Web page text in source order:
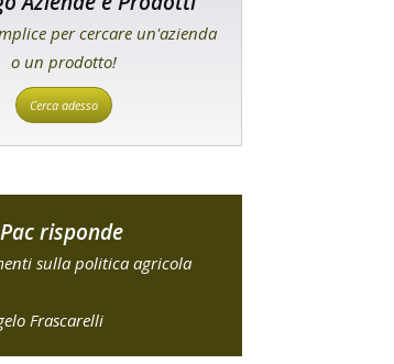
per cercare un'azienda
o un prodotto!
Cerca adesso
risponde
sulla politica agricola
Frascarelli